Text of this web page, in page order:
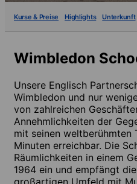
Kurse & Preise Highlights Unterkunft
Wimbledon
Unsere Englisch
Wimbledon und nur
von zahlreichen
Annehmlichkeiten der
mit seinen weltberühmten
Minuten erreichbar. Die
Räumlichkeiten in einem
1964 ein und empfängt
großartigen Umfeld mit